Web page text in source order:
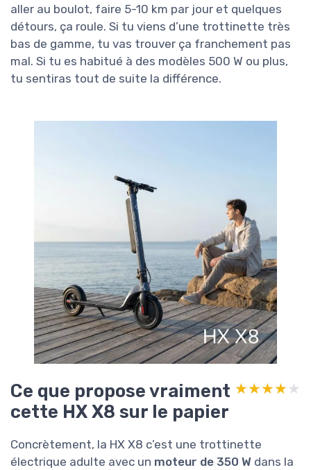
aller au boulot, faire 5-10 km par jour et quelques
détours, ça roule. Si tu viens d’une trottinette très
bas de gamme, tu vas trouver ça franchement pas
mal. Si tu es habitué à des modèles 500 W ou plus,
tu sentiras tout de suite la différence.
Ce que propose vraiment
cette HX X8 sur le papier
★★★★★
★★★★★
Concrètement, la HX X8 c’est une trottinette
électrique adulte avec un moteur de 350 W dans la